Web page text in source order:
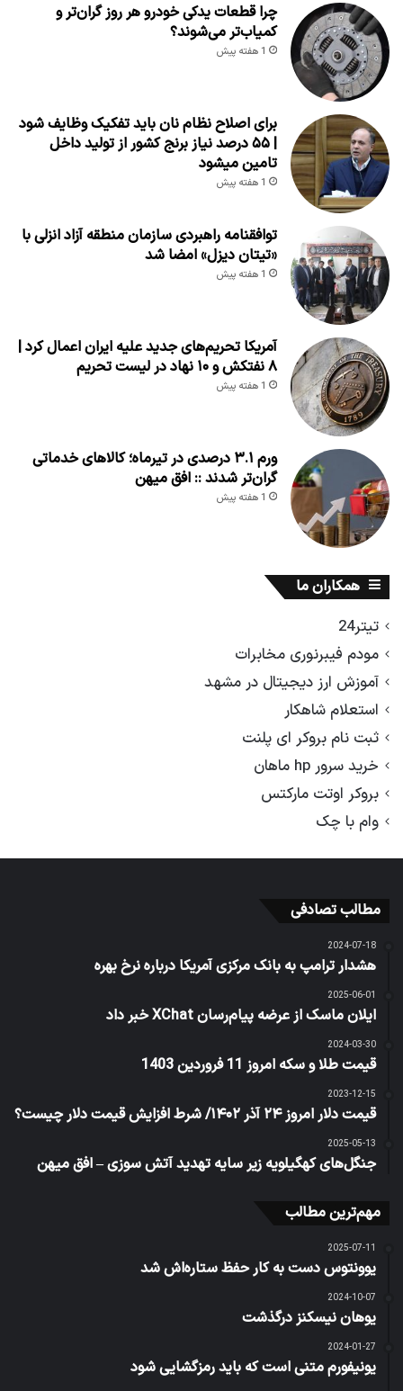
چرا قطعات یدکی خودرو هر روز گران‌تر و
کمیاب‌تر می‌شوند؟
1 هفته پیش
برای اصلاح نظام نان باید تفکیک وظایف شود
| ۵۵ درصد نیاز برنج کشور از تولید داخل
تامین میشود
1 هفته پیش
توافقنامه راهبردی سازمان منطقه آزاد انزلی با
«تیتان دیزل» امضا شد
1 هفته پیش
آمریکا تحریم‌های جدید علیه ایران اعمال کرد |
۸ نفتکش و ۱۰ نهاد در لیست تحریم
1 هفته پیش
ورم ۳.۱ درصدی در تیرماه؛ کالاهای خدماتی
گران‌تر شدند :: افق میهن
1 هفته پیش
همکاران ما
تیتر24
مودم فیبرنوری مخابرات
آموزش ارز دیجیتال در مشهد
استعلام شاهکار
ثبت نام بروکر ای پلنت
خرید سرور hp ماهان
بروکر اوتت مارکتس
وام با چک
مطالب تصادفی
2024-07-18
هشدار ترامپ به بانک مرکزی آمریکا درباره نرخ بهره
2025-06-01
ایلان ماسک از عرضه پیام‌رسان XChat خبر داد
2024-03-30
قیمت طلا و سکه امروز 11 فروردین 1403
2023-12-15
قیمت دلار امروز ۲۴ آذر ۱۴۰۲/ شرط افزایش قیمت دلار چیست؟
2025-05-13
جنگل‌های کهگیلویه زیر سایه تهدید آتش سوزی – افق میهن
مهم‌ترین مطالب
2025-07-11
یوونتوس دست به کار حفظ ستاره‌اش شد
2024-10-07
یوهان نیسکنز درگذشت
2024-01-27
یونیفورم متنی است که باید رمزگشایی شود